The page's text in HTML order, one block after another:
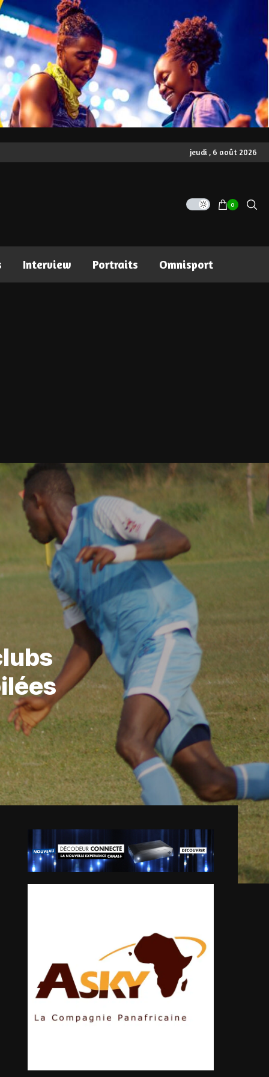
jeudi , 6 août 2026
0
Interview Portraits Omnisport